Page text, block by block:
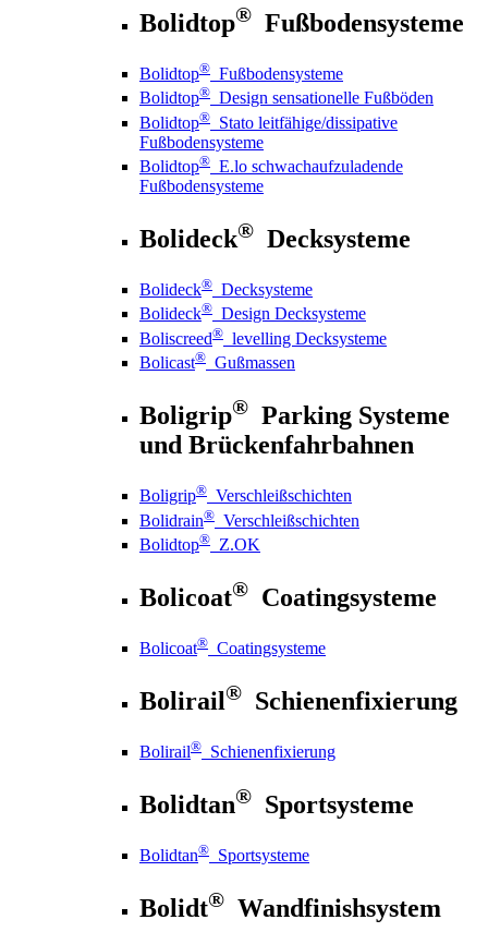
Bolidtop® Fußbodensysteme
Bolidtop® Fußbodensysteme
Bolidtop® Design sensationelle Fußböden
Bolidtop® Stato leitfähige/dissipative
Fußbodensysteme
Bolidtop® E.lo schwachaufzuladende
Fußbodensysteme
Bolideck® Decksysteme
Bolideck® Decksysteme
Bolideck® Design Decksysteme
Boliscreed® levelling Decksysteme
Bolicast® Gußmassen
Boligrip® Parking Systeme
und Brückenfahrbahnen
Boligrip® Verschleißschichten
Bolidrain® Verschleißschichten
Bolidtop® Z.OK
Bolicoat® Coatingsysteme
Bolicoat® Coatingsysteme
Bolirail® Schienenfixierung
Bolirail® Schienenfixierung
Bolidtan® Sportsysteme
Bolidtan® Sportsysteme
Bolidt® Wandfinishsystem